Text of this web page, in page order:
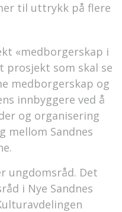
til uttrykk på flere
«medborgerskap i
prosjekt som skal se
medborgerskap og
innbyggere ved å
og organisering
mellom Sandnes
ungdomsråd. Det
i Nye Sandnes